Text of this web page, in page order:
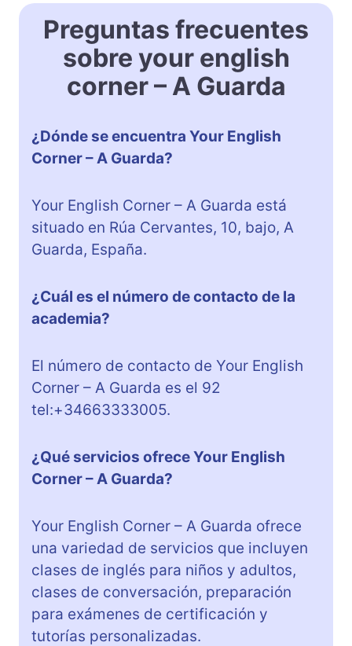
Preguntas frecuentes
sobre your english
corner – A Guarda
¿Dónde se encuentra Your English
Corner – A Guarda?
Your English Corner – A Guarda está
situado en Rúa Cervantes, 10, bajo, A
Guarda, España.
¿Cuál es el número de contacto de la
academia?
El número de contacto de Your English
Corner – A Guarda es el 92
tel:+34663333005.
¿Qué servicios ofrece Your English
Corner – A Guarda?
Your English Corner – A Guarda ofrece
una variedad de servicios que incluyen
clases de inglés para niños y adultos,
clases de conversación, preparación
para exámenes de certificación y
tutorías personalizadas.